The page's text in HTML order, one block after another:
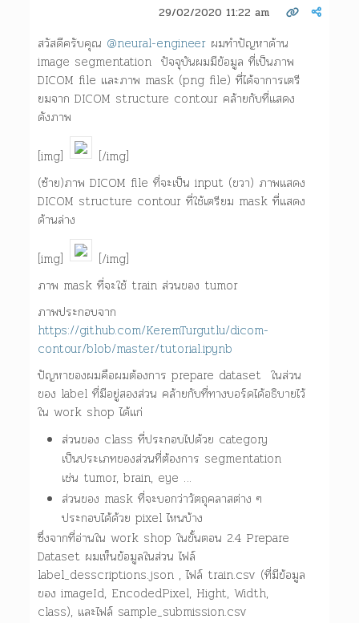
29/02/2020 11:22 am
สวัสดีครับคุณ @neural-engineerผมทำปัญหาด้าน
image segmentation ปัจจุบันผมมีข้อมูล ที่เป็นภาพ
DICOM file และภาพ mask (png file) ที่ได้จาการเตรี
ยมจาก DICOM structure contour คล้ายกับที่แสดง
ดังภาพ
[img]
[/img]
(ซ้าย)ภาพ DICOM file ที่จะเป็น input (ขวา) ภาพแสดง
DICOM structure contour ที่ใช้เตรียม mask ที่แสดง
ด้านล่าง
[img]
[/img]
ภาพ mask ที่จะใช้ train ส่วนของ tumor
ภาพประกอบจาก
https://github.com/KeremTurgutlu/dicom-
contour/blob/master/tutorial.ipynb
ปัญหาของผมคือผมต้องการ prepare dataset ในส่วน
ของ label ที่มีอยู่สองส่วน คล้ายกับที่ทางบอร์ดได้อธิบายไว้
ใน work shop ได้แก่
ส่วนของ class ที่ประกอบไปด้วย category
เป็นประเภทของส่วนที่ต้องการ segmentation
เช่น tumor, brain, eye …
ส่วนของ mask ที่จะบอกว่าวัตถุคลาสต่าง ๆ
ประกอบได้ด้วย pixel ไหนบ้าง
ซึ่งจากที่อ่านใน work shop ในขั้นตอน 2.4 Prepare
Dataset ผมเห็นข้อมูลในส่วน ไฟล์
label_desscriptions.json , ไฟล์ train.csv (ที่มีข้อมูล
ของ imageId, EncodedPixel, Hight, Width,
class), และไฟล์ sample_submission.csv